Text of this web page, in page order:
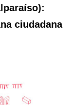
ciudadana